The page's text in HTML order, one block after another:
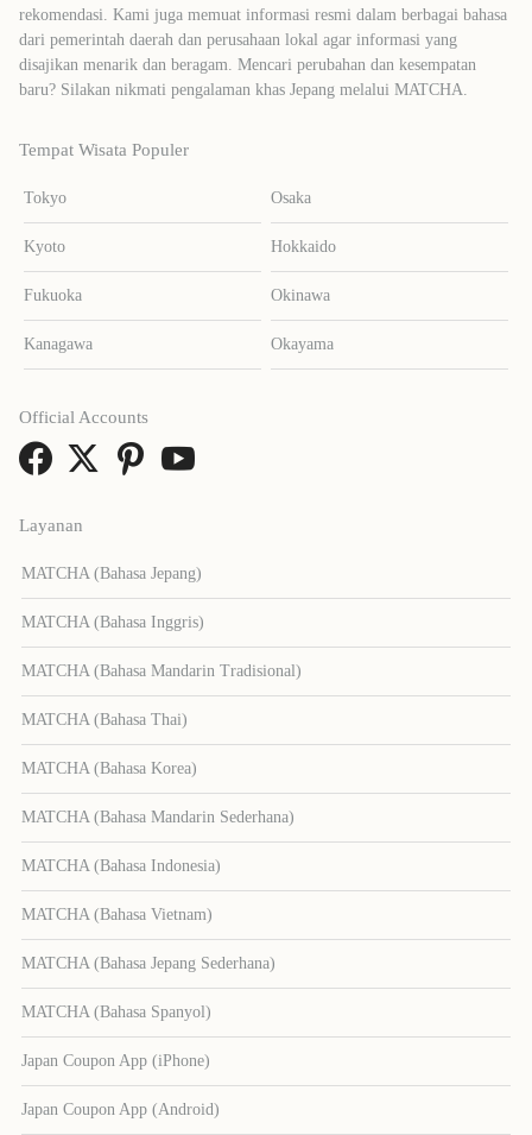
rekomendasi. Kami juga memuat informasi resmi dalam berbagai bahasa
dari pemerintah daerah dan perusahaan lokal agar informasi yang
disajikan menarik dan beragam. Mencari perubahan dan kesempatan
baru? Silakan nikmati pengalaman khas Jepang melalui MATCHA.
Tempat Wisata Populer
Tokyo Osaka
Kyoto Hokkaido
Fukuoka Okinawa
Kanagawa Okayama
Layanan
MATCHA (Bahasa Jepang)
MATCHA (Bahasa Inggris)
MATCHA (Bahasa Mandarin Tradisional)
MATCHA (Bahasa Thai)
MATCHA (Bahasa Korea)
MATCHA (Bahasa Mandarin Sederhana)
MATCHA (Bahasa Indonesia)
MATCHA (Bahasa Vietnam)
MATCHA (Bahasa Jepang Sederhana)
MATCHA (Bahasa Spanyol)
Japan Coupon App (iPhone)
Japan Coupon App (Android)
Official Accounts